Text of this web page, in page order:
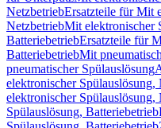
NetzbetriebErsatzteile für Mit
NetzbetriebMit elektronischer
BatteriebetriebErsatzteile für
BatteriebetriebMit
pneumatischer Spülauslösung
elektronischer Spülauslösung,
elektronischer Spülauslösung,
Spülauslösung, Batteriebetrieb